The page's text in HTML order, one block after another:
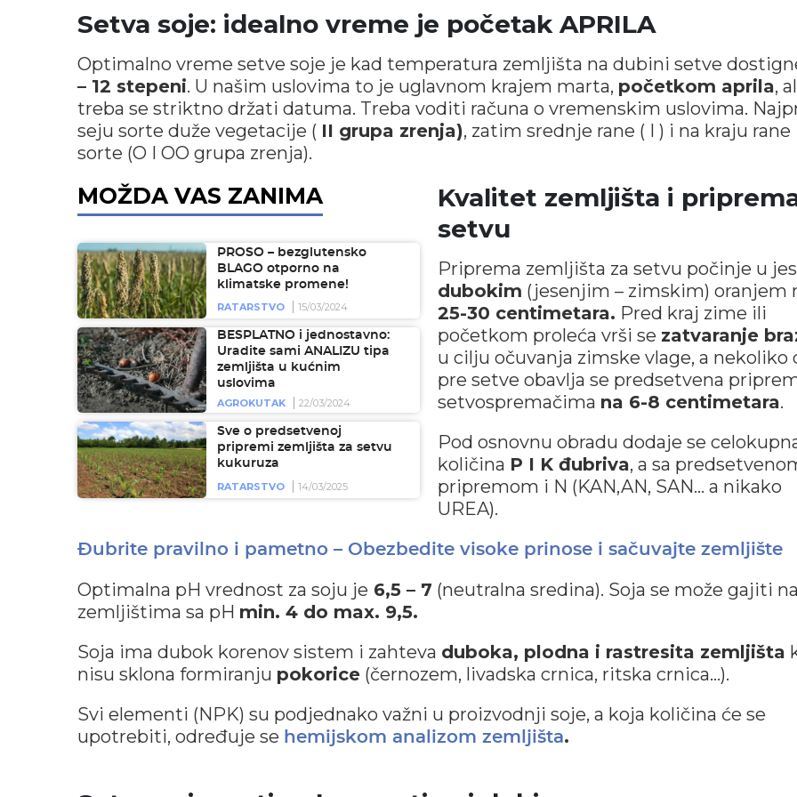
Setva soje: idealno vreme je početak APRILA
Optimalno vreme setve soje je kad temperatura zemljišta na dubini setve
– 12 stepeni. U našim uslovima to je uglavnom krajem marta, početkom aprila,
treba se striktno držati datuma. Treba voditi računa o vremenskim uslovima.
seju sorte duže vegetacije ( II grupa zrenja), zatim srednje rane ( I ) i na kraju rane
sorte (O I OO grupa zrenja).
MOŽDA VAS ZANIMA
PROSO – bezglutensko
BLAGO otporno na
klimatske promene!
RATARSTVO
15/03/2024
BESPLATNO i jednostavno:
Uradite sami ANALIZU tipa
zemljišta u kućnim
uslovima
AGROKUTAK
22/03/2024
Sve o predsetvenoj
pripremi zemljišta za setvu
kukuruza
RATARSTVO
14/03/2025
Kvalitet zemljišta i
setvu
Priprema zemljišta za setvu počinje u
dubokim (jesenjim – zimskim) oranjem
25-30 centimetara. Pred kraj zime ili
početkom proleća vrši se zatvaranje
u cilju očuvanja zimske vlage, a nekoliko
pre setve obavlja se predsetvena
setvospremačima na 6-8 centimetara.
Pod osnovnu obradu dodaje se
količina P I K đubriva, a sa
pripremom i N (KAN,AN, SAN… a nikako
UREA).
Đubrite pravilno i pametno – Obezbedite visoke prinose i sačuvajte zemljište
Optimalna pH vrednost za soju je 6,5 – 7 (neutralna sredina). Soja se može gajiti
zemljištima sa pH min. 4 do max. 9,5.
Soja ima dubok korenov sistem i zahteva duboka, plodna i rastresita zemljišta
nisu sklona formiranju pokorice (černozem, livadska crnica, ritska crnica…).
Svi elementi (NPK) su podjednako važni u proizvodnji soje, a koja količina će se
upotrebiti, određuje se hemijskom analizom zemljišta.